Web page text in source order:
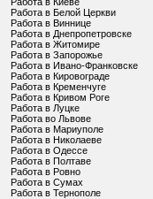
Работа в Белой Церкви
Работа в Виннице
Работа в Днепропетровске
Работа в Житомире
Работа в Запорожье
Работа в Ивано-Франковске
Работа в Кировограде
Работа в Кременчуге
Работа в Кривом Роге
Работа в Луцке
Работа во Львове
Работа в Мариуполе
Работа в Николаеве
Работа в Одессе
Работа в Полтаве
Работа в Ровно
Работа в Сумах
Работа в Тернополе